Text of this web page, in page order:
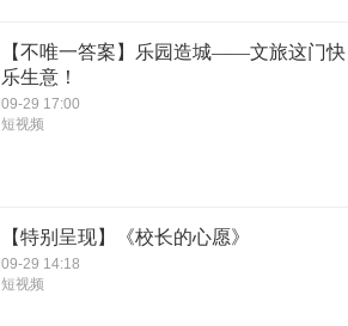
【不唯一答案】乐园造城——文旅这门快
乐生意！
09-29 17:00
短视频
【特别呈现】《校长的心愿》
09-29 14:18
短视频